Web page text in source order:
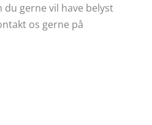
du gerne vil have belyst
os gerne på